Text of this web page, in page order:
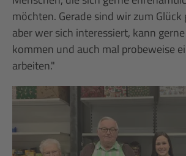
möchten. Gerade sind wir zum
aber wer sich interessiert, kann
kommen und auch mal probeweise
arbeiten."